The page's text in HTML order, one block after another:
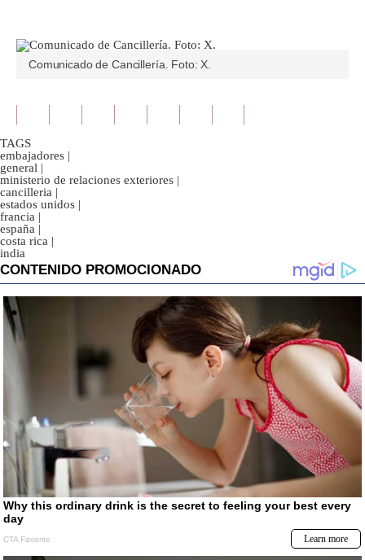
Comunicado de Cancillería. Foto: X.
TAGS
embajadores |
general |
ministerio de relaciones exteriores |
cancilleria |
estados unidos |
francia |
españa |
costa rica |
india